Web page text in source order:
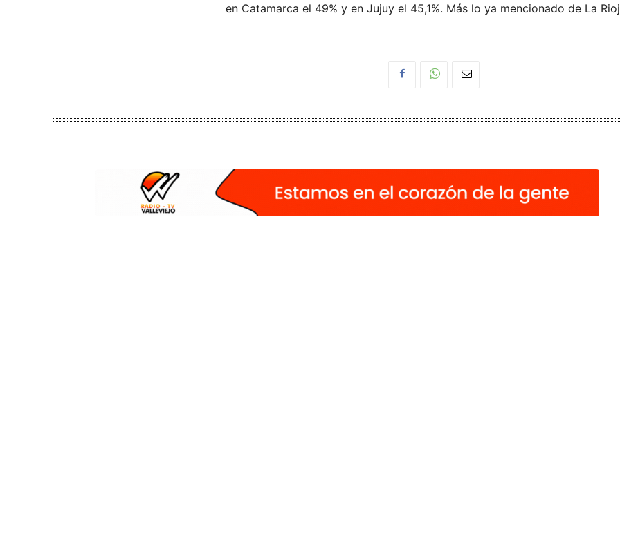
en Catamarca el 49% y en Jujuy el 45,1%. Más lo ya mencionado de La